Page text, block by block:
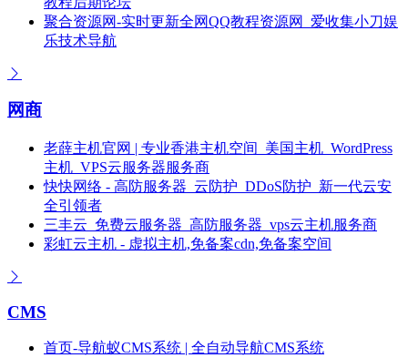
聚合资源网-实时更新全网QQ教程资源网_爱收集小刀娱
乐技术导航
网商
老薛主机官网 | 专业香港主机空间_美国主机_WordPress
主机_VPS云服务器服务商
快快网络 - 高防服务器_云防护_DDoS防护_新一代云安
全引领者
三丰云_免费云服务器_高防服务器_vps云主机服务商
彩虹云主机 - 虚拟主机,免备案cdn,免备案空间
CMS
首页-导航蚁CMS系统 | 全自动导航CMS系统